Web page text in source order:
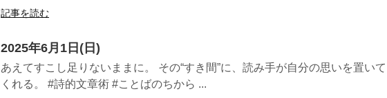
記事を読む
2025年6月1日(日)
あえてすこし足りないままに。 その“すき間”に、読み手が自分の思いを置いて
くれる。 #詩的文章術 #ことばのちから ...